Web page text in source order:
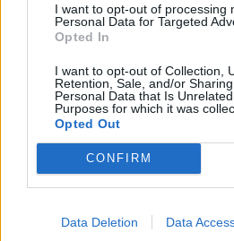
I want to opt-out of processing
Personal Data for Targeted
Opted In
I want to opt-out of Collection,
Retention, Sale, and/or
Personal Data that Is
Purposes for which it was
Opted Out
CONFIRM
Data Deletion Data
09/08/2026 - 10:03 ΠΟΛΙΤΙΚΗ
για το μεταναστευτικό με
ελέγχους
09/08/2026 - 10:29
Στα 15 δισ. ευρώ ο στόχος για
- Η «ακτινογραφία» της
τραπεζών το α΄ εξάμηνο
09/08/2026 - 10:52 ΤΡΑΠΕΖΕΣ